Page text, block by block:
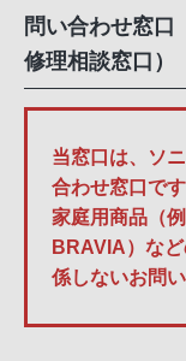
問い合わせ窓口
修理相談窓口）
当窓口は、ソ
合わせ窓口です
家庭用商品（
BRAVIA）な
係しないお問